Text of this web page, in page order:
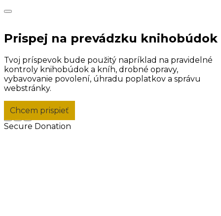
Prispej na prevádzku knihobúdok
Tvoj príspevok bude použitý napríklad na pravidelné
kontroly knihobúdok a kníh, drobné opravy,
vybavovanie povolení, úhradu poplatkov a správu
webstránky.
Chcem prispieť
Secure Donation